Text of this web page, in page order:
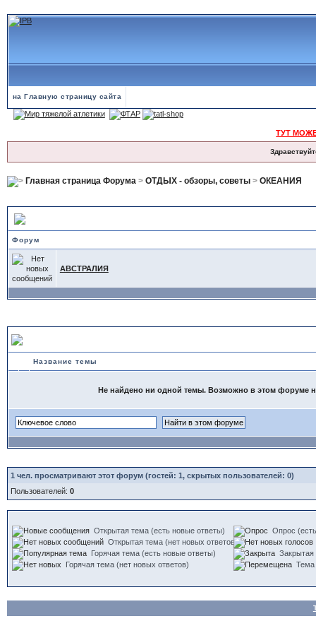
на Главную страницу сайта
ТУТ
Главная страница Форума> ОТДЫХ - обзоры, советы> ОКЕАНИЯ
Форум
АВСТРАЛИЯ
Название темы
Не найдено ни одной темы. Возможно в этом форуме
1 чел. просматривают этот форум (гостей: 1, скрытых пользователей: 0)
Пользователей: 0
Открытая тема (есть новые ответы)
Открытая тема (нет новых ответов)
Горячая тема (есть новые ответы)
Горячая тема (нет новых ответов)
Опрос
Закрытая
Тема